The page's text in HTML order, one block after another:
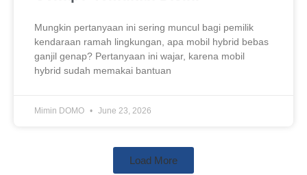
Mungkin pertanyaan ini sering muncul bagi pemilik
kendaraan ramah lingkungan, apa mobil hybrid bebas
ganjil genap? Pertanyaan ini wajar, karena mobil
hybrid sudah memakai bantuan
Mimin DOMO June 23, 2026
Load More